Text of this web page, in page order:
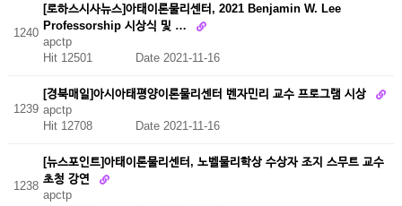
1240
[로하스시사뉴스]아태이론물리센터, 2021 Benjamin W. Lee
Professorship 시상식 및 …
apctp
Hit 12501 Date 2021-11-16
1239
[경북매일]아시아태평양이론물리센터 벤자민리 교수 프로그램 시상
apctp
Hit 12708
Date 2021-11-16
1238
[뉴스포인트]아태이론물리센터, 노벨물리학상 수상자 조지 스무트 교수
초청 강연
apctp